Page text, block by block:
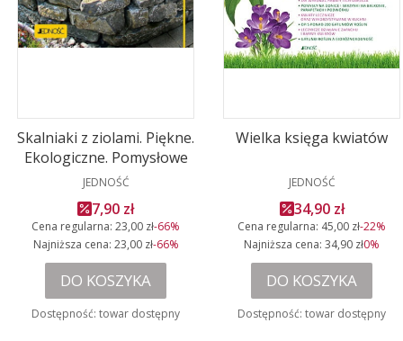
Skalniaki z ziolami. Piękne.
Ekologiczne. Pomysłowe
PRODUCENT
JEDNOŚĆ
Cena promocyjna
7,90 zł
Cena regularna: 23,00 zł-66%
Najniższa cena: 23,00 zł-66%
DO KOSZYKA
Dostępność: towar dostępny
Wielka księga kwiatów
PRODUCENT
JEDNOŚĆ
Cena
34,90 zł
Cena regularna: 45,00 zł-22%
Najniższa cena: 34,90 zł0%
DO KOSZYKA
Dostępność: towar dostępny